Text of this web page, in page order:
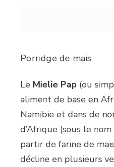
Porridge de mais
Le Mielie Pap (ou
aliment de base en
Namibie et dans de
d’Afrique (sous le
partir de farine de
décline en plusieurs